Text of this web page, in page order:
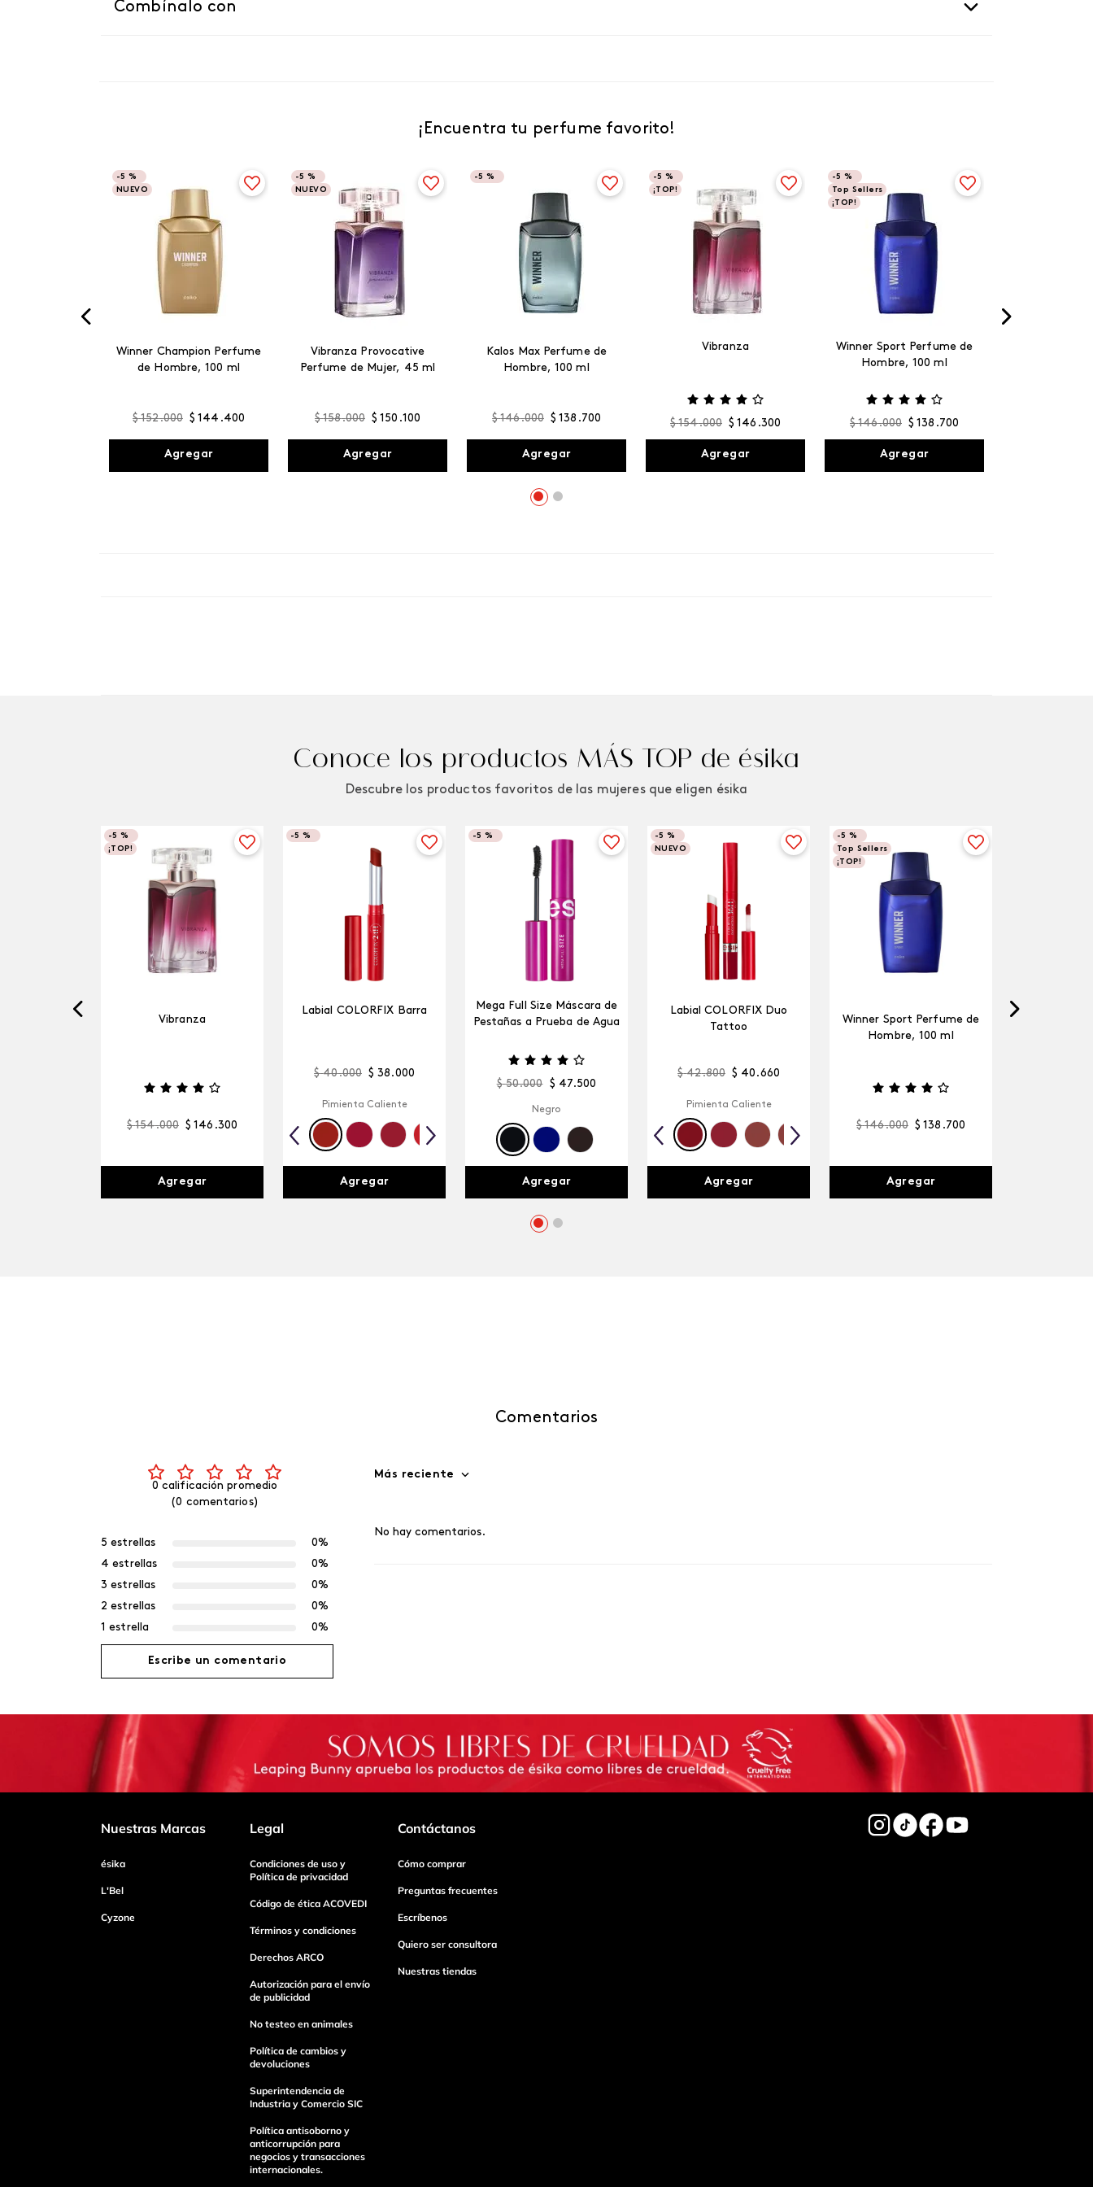
Combínalo con
¡Encuentra tu perfume favorito!
-5 %
NUEVO
Winner Champion Perfume
de Hombre, 100 ml
$ 152.000 $ 144 .400
Agregar
-5 %
NUEVO
Vibranza Provocative
Perfume de Mujer, 45 ml
$ 158.000 $ 150 .100
Agregar
-5 %
Kalos Max Perfume de
Hombre, 100 ml
$ 146.000 $ 138 .700
Agregar
-5 %
¡TOP!
Vibranza
$ 154.000 $ 146 .300
Agregar
-5 %
Top Sellers
¡TOP!
Winner Sport Perfume de
Hombre, 100 ml
$ 146.000 $ 138 .700
Agregar
Conoce los productos MÁS TOP de ésika
Descubre los productos favoritos de las mujeres que eligen ésika
-5 %
¡TOP!
Vibranza
$ 154.000 $ 146 .300
Agregar
-5 %
Labial COLORFIX Barra
$ 40.000 $ 38 .000
Pimienta Caliente
Agregar
-5 %
Mega Full Size Máscara de
Pestañas a Prueba de Agua
$ 50.000 $ 47.500
Negro
Agregar
-5 %
NUEVO
Labial COLORFIX Duo
Tattoo
$ 42.800 $ 40 .660
Pimienta Caliente
Agregar
-5 %
Top Sellers
¡TOP!
Winner Sport Perfume de
Hombre, 100 ml
$ 146.000 $ 138 .700
Agregar
Comentarios
0 calificación promedio
(0 comentarios)
5 estrellas
0%
4 estrellas
0%
3 estrellas
0%
2 estrellas
0%
1 estrella
0%
Escribe un comentario
Agregar comentario
Título
Tu nombre
Enviar Comentario
Más reciente
No hay comentarios.
Nuestras Marcas
ésika
L'Bel
Cyzone
Legal
Condiciones de uso y
Política de privacidad
Código de ética ACOVEDI
Términos y condiciones
Derechos ARCO
Autorización para el envío
de publicidad
No testeo en animales
Política de cambios y
devoluciones
Superintendencia de
Industria y Comercio SIC
Política antisoborno y
anticorrupción para
negocios y transacciones
internacionales.
Contáctanos
Cómo comprar
Preguntas frecuentes
Escríbenos
Quiero ser consultora
Nuestras tiendas